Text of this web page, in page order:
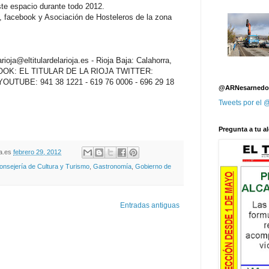
espacio durante todo 2012.
y Asociación de Hosteleros de la zona
- Rioja Baja: Calahorra,
EL TITULAR DE LA RIOJA TWITTER:
941 38 1221 - 619 76 0006 - 696 29 18
febrero 29, 2012
de Cultura y Turismo Gastronomía Gobierno de
Entradas antiguas
@ARNesarnedo
Tweets por el
Pregunta a tu